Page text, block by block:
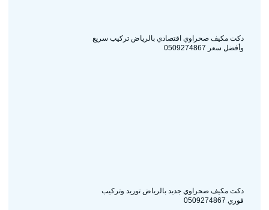
دكت مكيف صحراوي اقتصادي بالرياض تركيب سريع
وأفضل سعر 0509274867
دكت مكيف صحراوي جديد بالرياض توريد وتركيب
فوري 0509274867